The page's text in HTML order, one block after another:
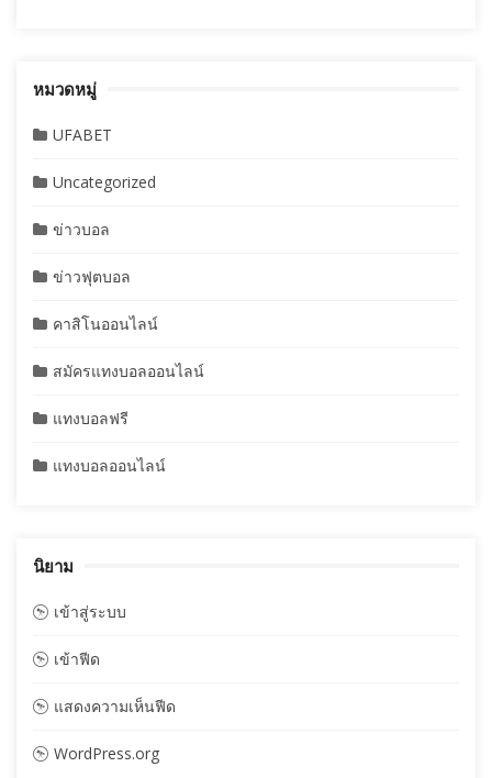
หมวดหมู่
UFABET
Uncategorized
ข่าวบอล
ข่าวฟุตบอล
คาสิโนออนไลน์
สมัครแทงบอลออนไลน์
แทงบอลฟรี
แทงบอลออนไลน์
นิยาม
เข้าสู่ระบบ
เข้าฟีด
แสดงความเห็นฟีด
WordPress.org